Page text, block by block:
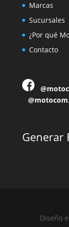
Marcas
Sucursales
¿Por qué
Contacto
Generar
Diseño